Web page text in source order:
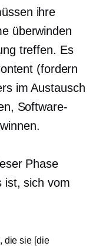
ihre
überwinden
treffen. Es
(fordern
im Austausch
Software-
Phase
ist, sich vom
die sie [die